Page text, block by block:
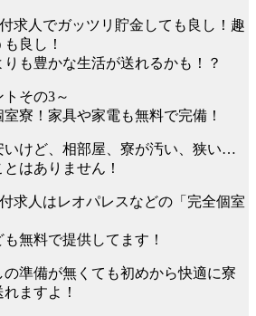
求人でガッツリ貯金しても良し！趣
良し！
りも豊かな生活が送れるかも！？
トその3～
室寮！家具や家電も無料で完備！
いけど、相部屋、寮が汚い、狭い…
はありません！
求人はレオパレスなどの「完全個室
無料で提供してます！
の準備が無くても初めから快適に寮
ますよ！